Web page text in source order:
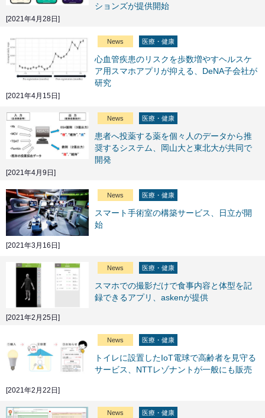
ションズが提供開始
[2021年4月28日]
News 医療・健康
心血管疾患のリスクを歩数増やすヘルスケ
ア用スマホアプリが抑える、DeNA子会社が
研究
[2021年4月15日]
News 医療・健康
患者へ投薬する薬を個々人のデータから推
奨するシステム、岡山大と東北大が共同で
開発
[2021年4月9日]
News 医療・健康
スマート手術室の構築サービス、日立が開
始
[2021年3月16日]
News 医療・健康
スマホでの撮影だけで食事内容と体型を記
録できるアプリ、askenが提供
[2021年2月25日]
News 医療・健康
トイレに設置したIoT電球で高齢者を見守る
サービス、NTTレゾナントが一般にも販売
[2021年2月22日]
News 医療・健康